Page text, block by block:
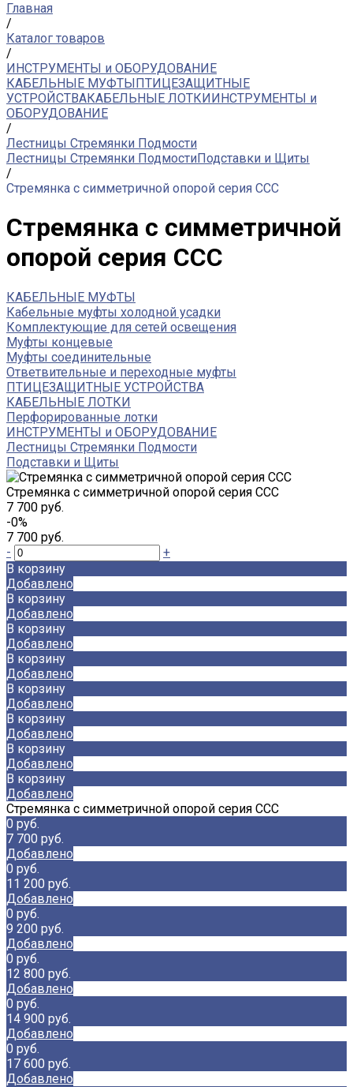
Главная
/
Каталог товаров
/
ИНСТРУМЕНТЫ и ОБОРУДОВАНИЕ
КАБЕЛЬНЫЕ МУФТЫПТИЦЕЗАЩИТНЫЕ
УСТРОЙСТВАКАБЕЛЬНЫЕ ЛОТКИИНСТРУМЕНТЫ и
ОБОРУДОВАНИЕ
/
Лестницы Стремянки Подмости
Лестницы Стремянки ПодмостиПодставки и Щиты
/
Стремянка с симметричной опорой серия CCC
Стремянка с симметричной
опорой серия CCC
КАБЕЛЬНЫЕ МУФТЫ
Кабельные муфты холодной усадки
Комплектующие для сетей освещения
Муфты концевые
Муфты соединительные
Ответвительные и переходные муфты
ПТИЦЕЗАЩИТНЫЕ УСТРОЙСТВА
КАБЕЛЬНЫЕ ЛОТКИ
Перфорированные лотки
ИНСТРУМЕНТЫ и ОБОРУДОВАНИЕ
Лестницы Стремянки Подмости
Подставки и Щиты
Стремянка с симметричной опорой серия CCC
7 700 руб.
-0%
7 700 руб.
-
+
В корзину
Добавлено
В корзину
Добавлено
В корзину
Добавлено
В корзину
Добавлено
В корзину
Добавлено
В корзину
Добавлено
В корзину
Добавлено
В корзину
Добавлено
Стремянка с симметричной опорой серия CCC
0 руб.
7 700 руб.
Добавлено
0 руб.
11 200 руб.
Добавлено
0 руб.
9 200 руб.
Добавлено
0 руб.
12 800 руб.
Добавлено
0 руб.
14 900 руб.
Добавлено
0 руб.
17 600 руб.
Добавлено